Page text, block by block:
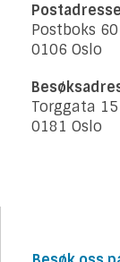
Postboks
0106 Oslo
Torggata 15
0181 Oslo